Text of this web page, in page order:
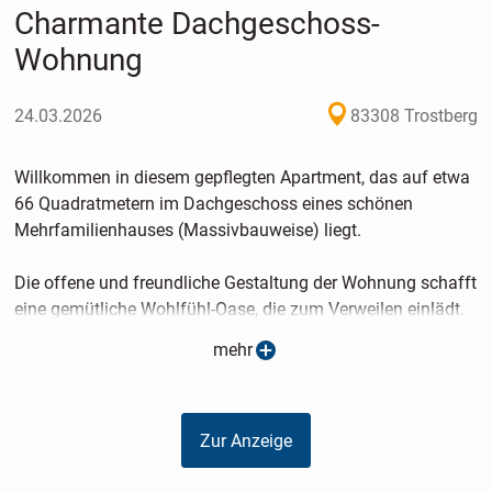
Charmante Dachgeschoss-
Wohnung
24.03.2026 83308 Trostberg
Willkommen in diesem gepflegten Apartment, das auf etwa
66 Quadratmetern im Dachgeschoss eines schönen
Mehrfamilienhauses (Massivbauweise) liegt.
Die offene und freundliche Gestaltung der Wohnung schafft
eine gemütliche Wohlfühl-Oase, die zum Verweilen einlädt.
Sie betreten der Wohnung über eine kleine Diele. Linkerhand
Dachfenster. Die großzügig gestaltete Küche ist mit einer
Einbauküche ausgestattet, die im Kaufpreis bereits
enthalten ist - perfekt für kulinarische Experimente oder
mehr
Zur Anzeige